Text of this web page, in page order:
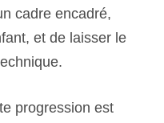
cadre encadré,
et de laisser le
progression est